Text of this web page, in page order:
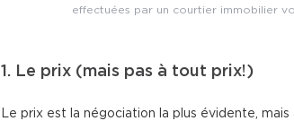
effectuées par un courtier immobilier
1. Le prix (mais pas à tout prix!)
Le prix est la négociation la plus évidente, mais